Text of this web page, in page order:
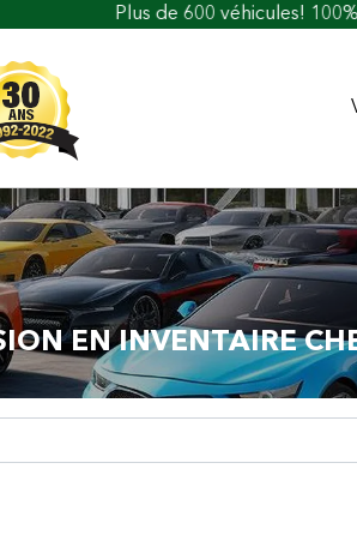
de 600 véhicules! 100% Approuvé Prêt
EN INVENTAIRE